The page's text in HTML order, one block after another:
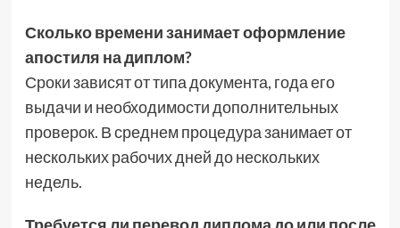
Сколько времени занимает оформление
апостиля на диплом?
Сроки зависят от типа документа, года его
выдачи и необходимости дополнительных
проверок. В среднем процедура занимает от
нескольких рабочих дней до нескольких
недель.